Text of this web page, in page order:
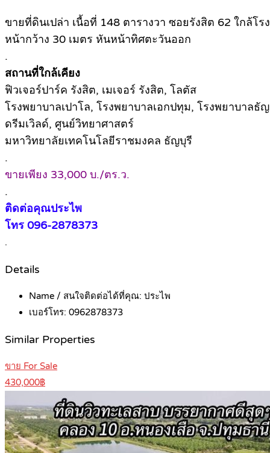
ขายที่ดินเปล่า เนื้อที่ 148 ตารางวา ซอยรังสิต 62 ใกล้โ
หน้ากว้าง 30 เมตร หันหน้าทิศตะวันออก
.
สถานที่ใกล้เคียง
ฟิวเจอร์ปาร์ค รังสิต, เมเจอร์ รังสิต, โลตัส
โรงพยาบาลเปาโล, โรงพยาบาลเอกปทุม, โรงพยาบาลธั
ดรีมเวิลด์, ศูนย์วิทยาศาสตร์
มหาวิทยาลัยเทคโนโลยีราชมงคล ธัญบุรี
.
ขายเพียง 33,000 บ./ตร.ว.
.
ติดต่อคุณประไพ
โทร 096-2878373
.
Details
Name / สนใจติดต่อได้ที่คุณ: ประไพ
เบอร์โทร: 0962878373
Similar Properties
ขาย For Sale
430,000฿